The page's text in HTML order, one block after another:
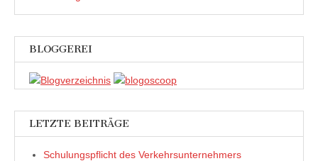
BLOGGEREI
LETZTE BEITRÄGE
Schulungspflicht des Verkehrsunternehmers